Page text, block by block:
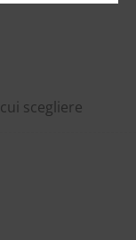
scegliere